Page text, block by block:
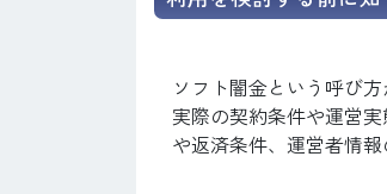
ソフト闇金という呼び
実際の契約条件や運営
や返済条件、運営者情